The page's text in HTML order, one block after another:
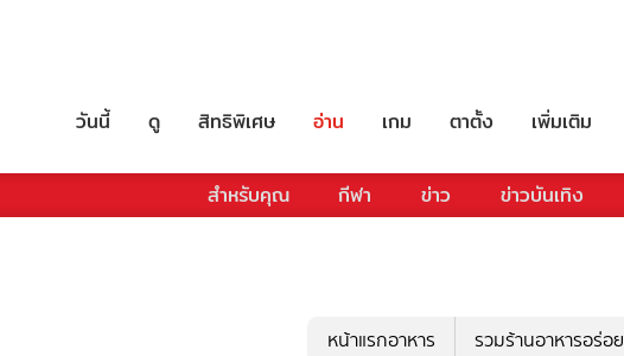
วันนี้ ดู สิทธิพิเศษ อ่าน เกม ตาตั้ง เพิ่มเติม
สำหรับคุณ กีฬา ข่าว ข่าวบันเทิง
หน้าแรกอาหาร รวมร้านอาหารอร่อย